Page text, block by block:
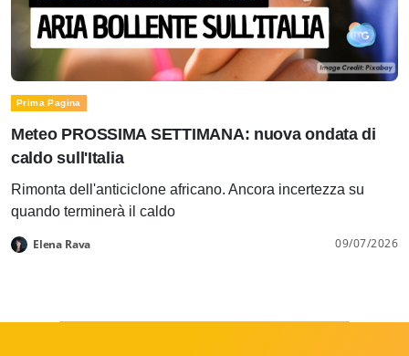
Prima Pagina
Meteo PROSSIMA SETTIMANA: nuova ondata di
caldo sull'Italia
Rimonta dell'anticiclone africano. Ancora incertezza su
quando terminerà il caldo
Elena Rava 09/07/2026